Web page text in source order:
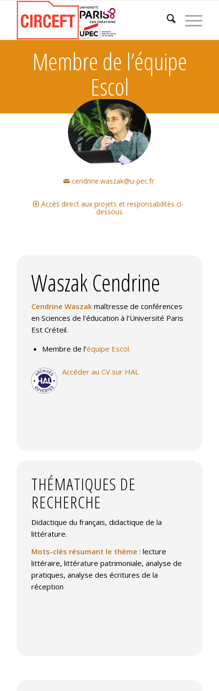
Membre de l’équipe
Escol
cendrine.waszak@u-pec.fr
Accès direct aux projets et responsabilités ci-
dessous
Waszak Cendrine
Cendrine Waszakmaîtresse de conférences
en Sciences de l’éducation à l’Université Paris
Est Créteil.
Membre de l’équipe Escol.
Accéder au CV sur HAL
THÉMATIQUES DE
RECHERCHE
Didactique du français, didactique de la
littérature.
Mots-clés résumant le thème : lecture
littéraire, littérature patrimoniale, analyse de
pratiques, analyse des écritures de la
réception